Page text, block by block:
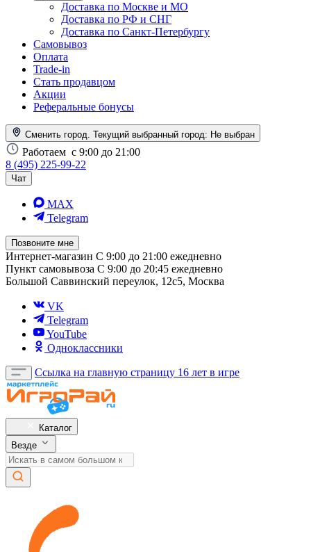
Доставка по Москве и МО
Доставка по РФ и СНГ
Доставка по Санкт-Петербургу
Самовывоз
Оплата
Trade-in
Стать продавцом
Акции
Реферальные бонусы
Сменить город. Текущий выбранный город: Не выбран
Работаем с 9:00 до 21:00
8 (495) 225-99-22
Чат
MAX
Telegram
Позвоните мне
Интернет-магазин С 9:00 до 21:00 ежедневно
Пункт самовывоза С 9:00 до 20:45 ежедневно
Большой Саввинский переулок, 12с5, Москва
VK
Telegram
YouTube
Одноклассники
Ссылка на главную страницу 16 лет в игре
Каталог
Везде